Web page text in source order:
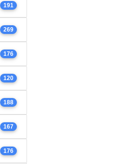
191
269
176
120
188
167
176